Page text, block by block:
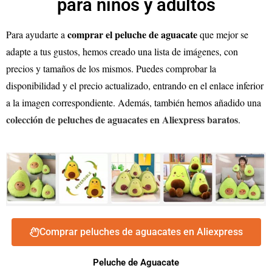
para niños y adultos
Para ayudarte a comprar el peluche de aguacateque mejor se
adapte a tus gustos, hemos creado una lista de imágenes, con
precios y tamaños de los mismos. Puedes comprobar la
disponibilidad y el precio actualizado, entrando en el enlace inferior
a la imagen correspondiente. Además, también hemos añadido una
colección de peluches de aguacates en Aliexpress baratos.
Comprar peluches de aguacates en Aliexpress
Peluche de Aguacate